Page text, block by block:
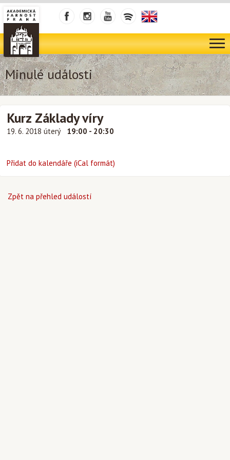
Minulé události
Kurz Základy víry
19. 6. 2018 úterý 19:00 - 20:30
Přidat do kalendáře (iCal formát)
Zpět na přehled událostí